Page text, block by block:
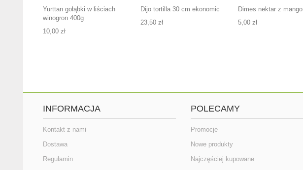
Yurttan gołąbki w liściach
winogron 400g
10,00 zł
Dijo tortilla 30 cm ekonomic
23,50 zł
Dimes nektar z mango
5,00 zł
INFORMACJA
Kontakt z nami
Dostawa
Regulamin
POLECAMY
Promocje
Nowe produkty
Najczęściej kupowane